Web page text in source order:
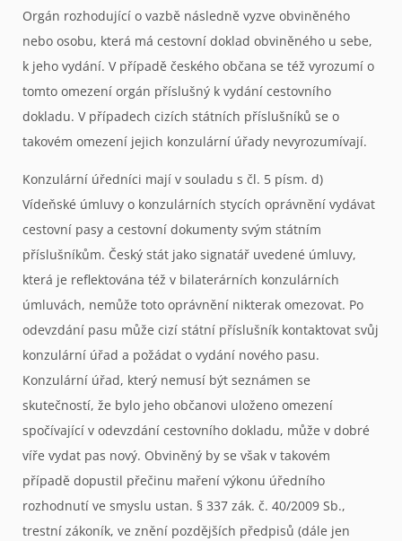
Orgán rozhodující o vazbě následně vyzve obviněného
nebo osobu, která má cestovní doklad obviněného u sebe,
k jeho vydání. V případě českého občana se též vyrozumí o
tomto omezení orgán příslušný k vydání cestovního
dokladu. V případech cizích státních příslušníků se o
takovém omezení jejich konzulární úřady nevyrozumívají.
Konzulární úředníci mají v souladu s čl. 5 písm. d)
Vídeňské úmluvy o konzulárních stycích oprávnění vydávat
cestovní pasy a cestovní dokumenty svým státním
příslušníkům. Český stát jako signatář uvedené úmluvy,
která je reflektována též v bilaterárních konzulárních
úmluvách, nemůže toto oprávnění nikterak omezovat. Po
odevzdání pasu může cizí státní příslušník kontaktovat svůj
konzulární úřad a požádat o vydání nového pasu.
Konzulární úřad, který nemusí být seznámen se
skutečností, že bylo jeho občanovi uloženo omezení
spočívající v odevzdání cestovního dokladu, může v dobré
víře vydat pas nový. Obviněný by se však v takovém
případě dopustil přečinu maření výkonu úředního
rozhodnutí ve smyslu ustan. § 337 zák. č. 40/2009 Sb.,
trestní zákoník, ve znění pozdějších předpisů (dále jen